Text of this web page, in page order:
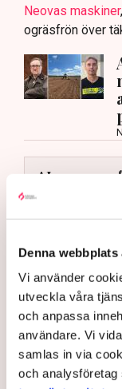
Denna
Vi använder
utveckla våra
och anpassa
användare. Vi
samlas in via
och
Neovas maskiner
ogräsfrön över
AI-
Torvtäkten i
sedan 28 juli.
Polisen
aktionerna.
Polisinspektör
agerande på
40 personer
Polisen